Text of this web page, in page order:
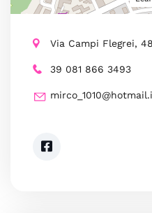
Via Campi Flegrei,
39 081 866 3493